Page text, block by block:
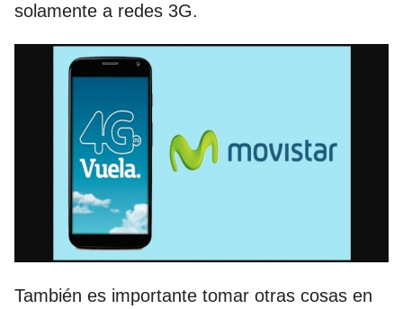
solamente a redes 3G.
También es importante tomar otras cosas en